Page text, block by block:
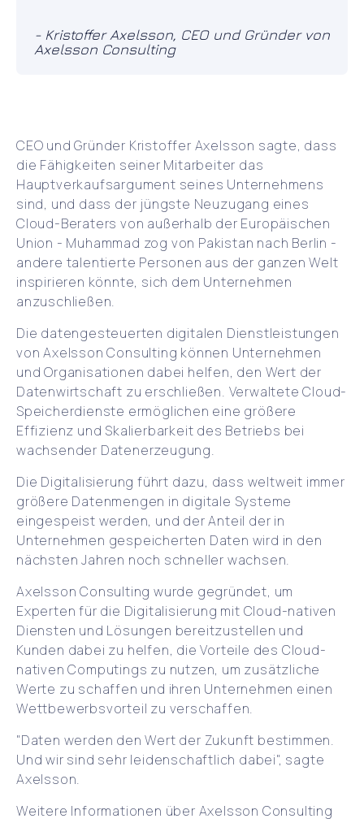
- Kristoffer Axelsson, CEO und Gründer von
Axelsson Consulting
CEO und Gründer Kristoffer Axelsson sagte, dass
die Fähigkeiten seiner Mitarbeiter das
Hauptverkaufsargument seines Unternehmens
sind, und dass der jüngste Neuzugang eines
Cloud-Beraters von außerhalb der Europäischen
Union - Muhammad zog von Pakistan nach Berlin -
andere talentierte Personen aus der ganzen Welt
inspirieren könnte, sich dem Unternehmen
anzuschließen.
Die datengesteuerten digitalen Dienstleistungen
von Axelsson Consulting können Unternehmen
und Organisationen dabei helfen, den Wert der
Datenwirtschaft zu erschließen. Verwaltete Cloud-
Speicherdienste ermöglichen eine größere
Effizienz und Skalierbarkeit des Betriebs bei
wachsender Datenerzeugung.
Die Digitalisierung führt dazu, dass weltweit immer
größere Datenmengen in digitale Systeme
eingespeist werden, und der Anteil der in
Unternehmen gespeicherten Daten wird in den
nächsten Jahren noch schneller wachsen.
Axelsson Consulting wurde gegründet, um
Experten für die Digitalisierung mit Cloud-nativen
Diensten und Lösungen bereitzustellen und
Kunden dabei zu helfen, die Vorteile des Cloud-
nativen Computings zu nutzen, um zusätzliche
Werte zu schaffen und ihren Unternehmen einen
Wettbewerbsvorteil zu verschaffen.
"Daten werden den Wert der Zukunft bestimmen.
Und wir sind sehr leidenschaftlich dabei", sagte
Axelsson.
Weitere Informationen über Axelsson Consulting